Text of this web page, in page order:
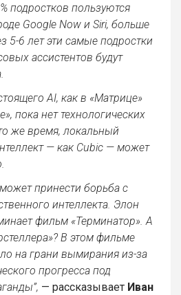
подростков пользуются
Google Now и Siri, больше
5-6 лет эти самые подростки
ассистентов будут
AI, как в «Матрице»
пока нет технологических
же время, локальный
— как Cubic — может
принести борьба с
интеллекта. Элон
фильм «Терминатор». А
В этом фильме
на грани вымирания из-за
прогресса под
— рассказывает Иван